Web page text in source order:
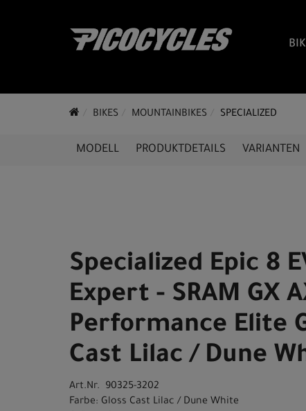
BIKES MOUNTAINBIKES SPECIALIZED
MODELL PRODUKTDETAILS VARIANTEN
Specialized Epic 8
Expert - SRAM GX
Performance Elite
Cast Lilac / Dune
Art.Nr. 90325-3202
Farbe: Gloss Cast Lilac / Dune White